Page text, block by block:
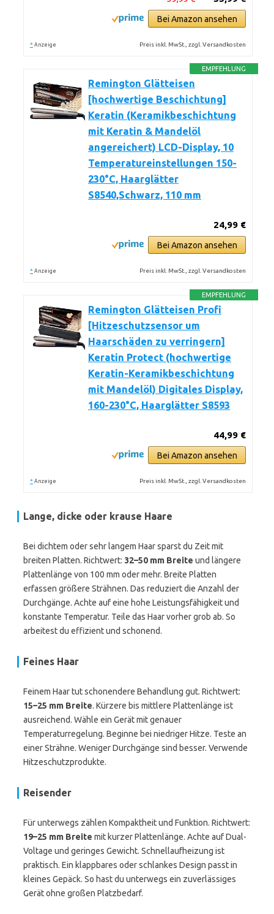
Bei Amazon ansehen
* Anzeige Preis inkl. MwSt., zzgl. Versandkosten
EMPFEHLUNG
Remington Glätteisen
[hochwertige Beschichtung]
Keratin (Keramikbeschichtung
mit Keratin & Mandelöl
angereichert) LCD-Display, 10
Temperatureinstellungen 150-
230°C, Haarglätter
S8540,Schwarz, 110 mm
24,99 €
Bei Amazon ansehen
* Anzeige Preis inkl. MwSt., zzgl. Versandkosten
EMPFEHLUNG
Remington Glätteisen Profi
[Hitzeschutzsensor um
Haarschäden zu verringern]
Keratin Protect (hochwertige
Keratin-Keramikbeschichtung
mit Mandelöl) Digitales Display,
160-230°C, Haarglätter S8593
44,99 €
Bei Amazon ansehen
* Anzeige Preis inkl. MwSt., zzgl. Versandkosten
Lange, dicke oder krause Haare
Bei dichtem oder sehr langem Haar sparst du Zeit mit
breiten Platten. Richtwert: 32–50 mm Breite und längere
Plattenlänge von 100 mm oder mehr. Breite Platten
erfassen größere Strähnen. Das reduziert die Anzahl der
Durchgänge. Achte auf eine hohe Leistungsfähigkeit und
konstante Temperatur. Teile das Haar vorher grob ab. So
arbeitest du effizient und schonend.
Feines Haar
Feinem Haar tut schonendere Behandlung gut. Richtwert:
15–25 mm Breite. Kürzere bis mittlere Plattenlänge ist
ausreichend. Wähle ein Gerät mit genauer
Temperaturregelung. Beginne bei niedriger Hitze. Teste an
einer Strähne. Weniger Durchgänge sind besser. Verwende
Hitzeschutzprodukte.
Reisender
Für unterwegs zählen Kompaktheit und Funktion. Richtwert:
19–25 mm Breite mit kurzer Plattenlänge. Achte auf Dual-
Voltage und geringes Gewicht. Schnellaufheizung ist
praktisch. Ein klappbares oder schlankes Design passt in
kleines Gepäck. So hast du unterwegs ein zuverlässiges
Gerät ohne großen Platzbedarf.